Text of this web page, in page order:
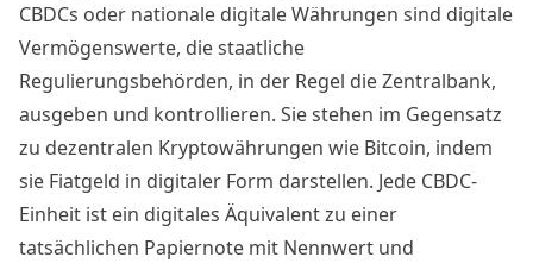
CBDCs oder nationale digitale Währungen sind digitale
Vermögenswerte, die staatliche
Regulierungsbehörden, in der Regel die Zentralbank,
ausgeben und kontrollieren. Sie stehen im Gegensatz
zu dezentralen Kryptowährungen wie Bitcoin, indem
sie Fiatgeld in digitaler Form darstellen. Jede CBDC-
Einheit ist ein digitales Äquivalent zu einer
tatsächlichen Papiernote mit Nennwert und